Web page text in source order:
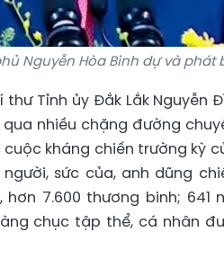
Nguyễn Hòa Bình dự và phát
Tỉnh ủy Đắk Lắk Nguyễn
nhiều chặng đường
kháng chiến trường kỳ
sức của, anh dũng
7.600 thương binh; 641
chục tập thể, cá nhân